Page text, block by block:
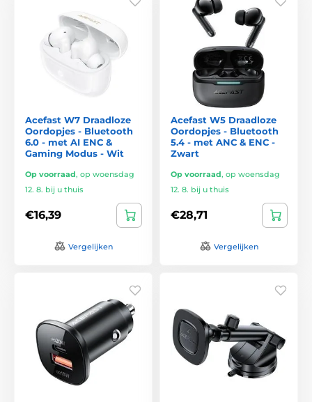
Acefast W7 Draadloze
Oordopjes - Bluetooth
6.0 - met AI ENC &
Gaming Modus - Wit
Op voorraad, op woensdag
12. 8. bij u thuis
€16,39
Vergelijken
Acefast W5 Draadloze
Oordopjes - Bluetooth
5.4 - met ANC & ENC -
Zwart
Op voorraad, op woensdag
12. 8. bij u thuis
€28,71
Vergelijken